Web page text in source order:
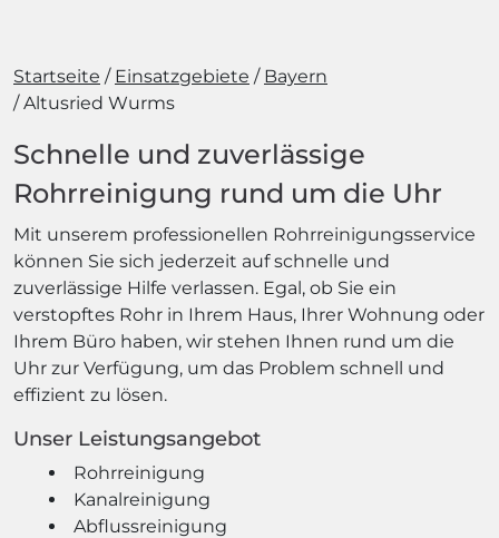
Startseite Einsatzgebiete
Bayern
Altusried Wurms
Schnelle und zuverlässige
Rohrreinigung rund um die Uhr
Mit unserem professionellen Rohrreinigungsservice
können Sie sich jederzeit auf schnelle und
zuverlässige Hilfe verlassen. Egal, ob Sie ein
verstopftes Rohr in Ihrem Haus, Ihrer Wohnung oder
Ihrem Büro haben, wir stehen Ihnen rund um die
Uhr zur Verfügung, um das Problem schnell und
effizient zu lösen.
Unser Leistungsangebot
Rohrreinigung
Kanalreinigung
Abflussreinigung